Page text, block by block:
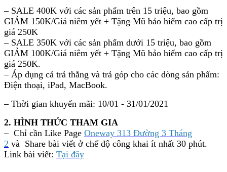
– SALE 400K với các sản phẩm trên 15 triệu, bao gồm
GIẢM 150K/Giá niêm yết + Tặng Mũ bảo hiểm cao cấp trị
giá 250K
– SALE 350K với các sản phẩm dưới 15 triệu, bao gồm
GIẢM 100K/Giá niêm yết + Tặng Mũ bảo hiểm cao cấp trị
giá 250K.
– Áp dụng cả trả thẳng và trả góp cho các dòng sản phẩm:
Điện thoại, iPad, MacBook.
– Thời gian khuyến mãi: 10/01 - 31/01/2021
2. HÌNH THỨC THAM GIA
– Chỉ cần Like Page Oneway 313 Đường 3 Tháng
2 và Share bài viết ở chế độ công khai ít nhất 30 phút.
Link bài viết: Tại đây